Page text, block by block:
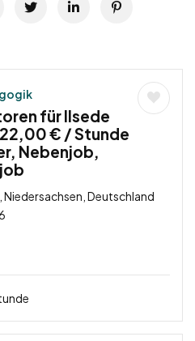
für Ilsede
€ / Stunde
Nebenjob,
Niedersachsen, Deutschland